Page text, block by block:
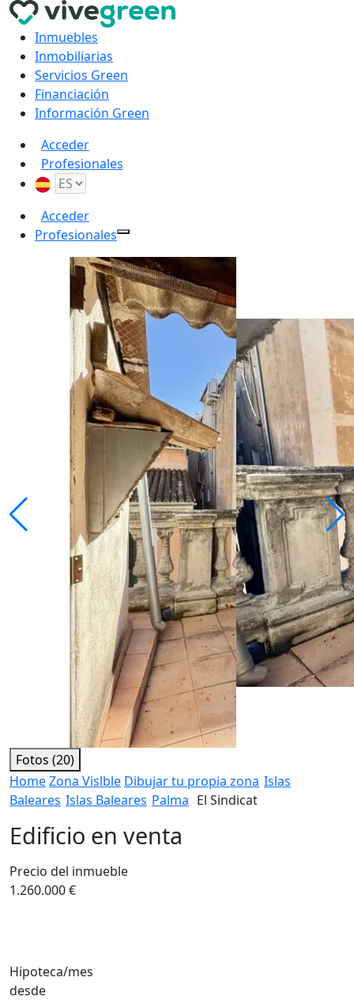
Inmuebles
Inmobiliarias
Servicios Green
Financiación
Información Green
Acceder
Profesionales
Acceder
Profesionales
Fotos (20)
HomeZona Vislble Dibujar tu propia zona Islas
Baleares Islas Baleares Palma El Sindicat
Edificio en venta
Precio del inmueble
1.260.000 €
Hipoteca/mes
desde